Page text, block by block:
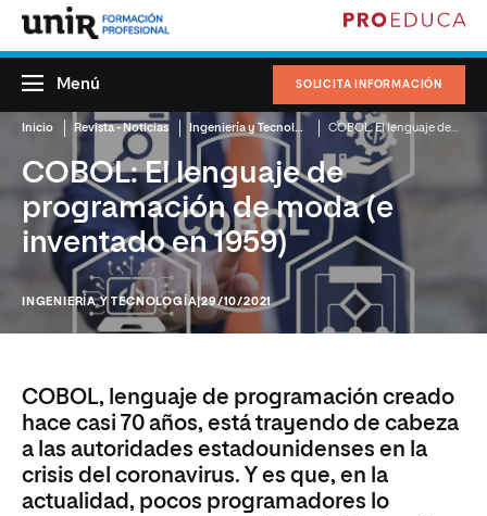
SOLICITA INFORMACIÓN
Menú
Inicio Revista - Noticias Ingeniería y Tecnología
COBOL: El lenguaje de
programación de moda (e
inventado en 1959)
INGENIERÍA Y TECNOLOGÍA|29/10/2021
COBOL, lenguaje de programación creado
hace casi 70 años, está trayendo de cabeza
a las autoridades estadounidenses en la
crisis del coronavirus. Y es que, en la
actualidad, pocos programadores lo